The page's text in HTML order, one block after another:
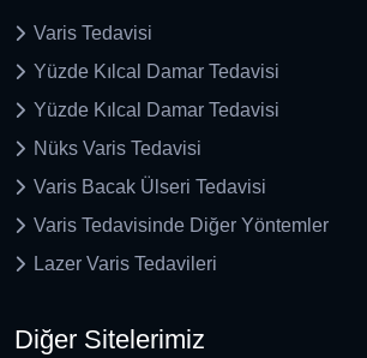
Varis Tedavisi
Yüzde Kılcal Damar Tedavisi
Yüzde Kılcal Damar Tedavisi
Nüks Varis Tedavisi
Varis Bacak Ülseri Tedavisi
Varis Tedavisinde Diğer Yöntemler
Lazer Varis Tedavileri
Diğer Sitelerimiz